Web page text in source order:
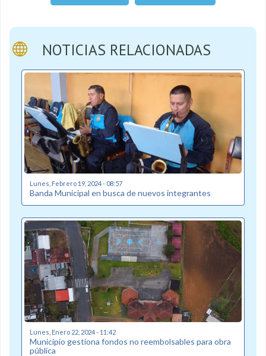
NOTICIAS RELACIONADAS
Lunes, Febrero 19, 2024 - 08:57
Banda Municipal en busca de nuevos integrantes
Lunes, Enero 22, 2024 - 11:42
Municipio gestiona fondos no reembolsables para obra
pública